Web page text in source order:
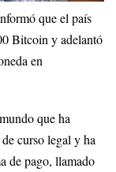
que el país
Bitcoin y adelantó
en
que ha
curso legal y ha
de pago, llamado